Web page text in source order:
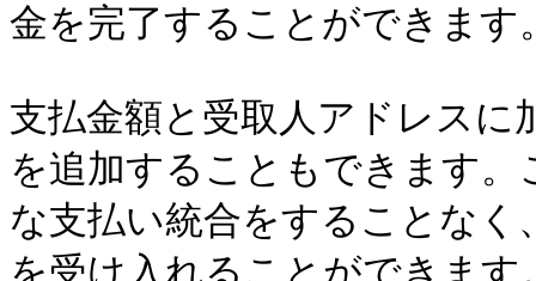
金を完了することができます
支払金額と受取人アドレス
を追加することもできます
な支払い統合をすることなく
を受け入れることができます